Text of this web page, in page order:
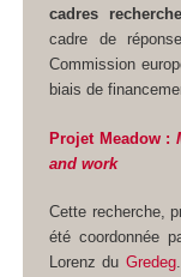
cadres
cadre de
Commission
biais de
Projet Meadow :
and work
Cette recherche,
été coordonnée
Lorenz du Gredeg